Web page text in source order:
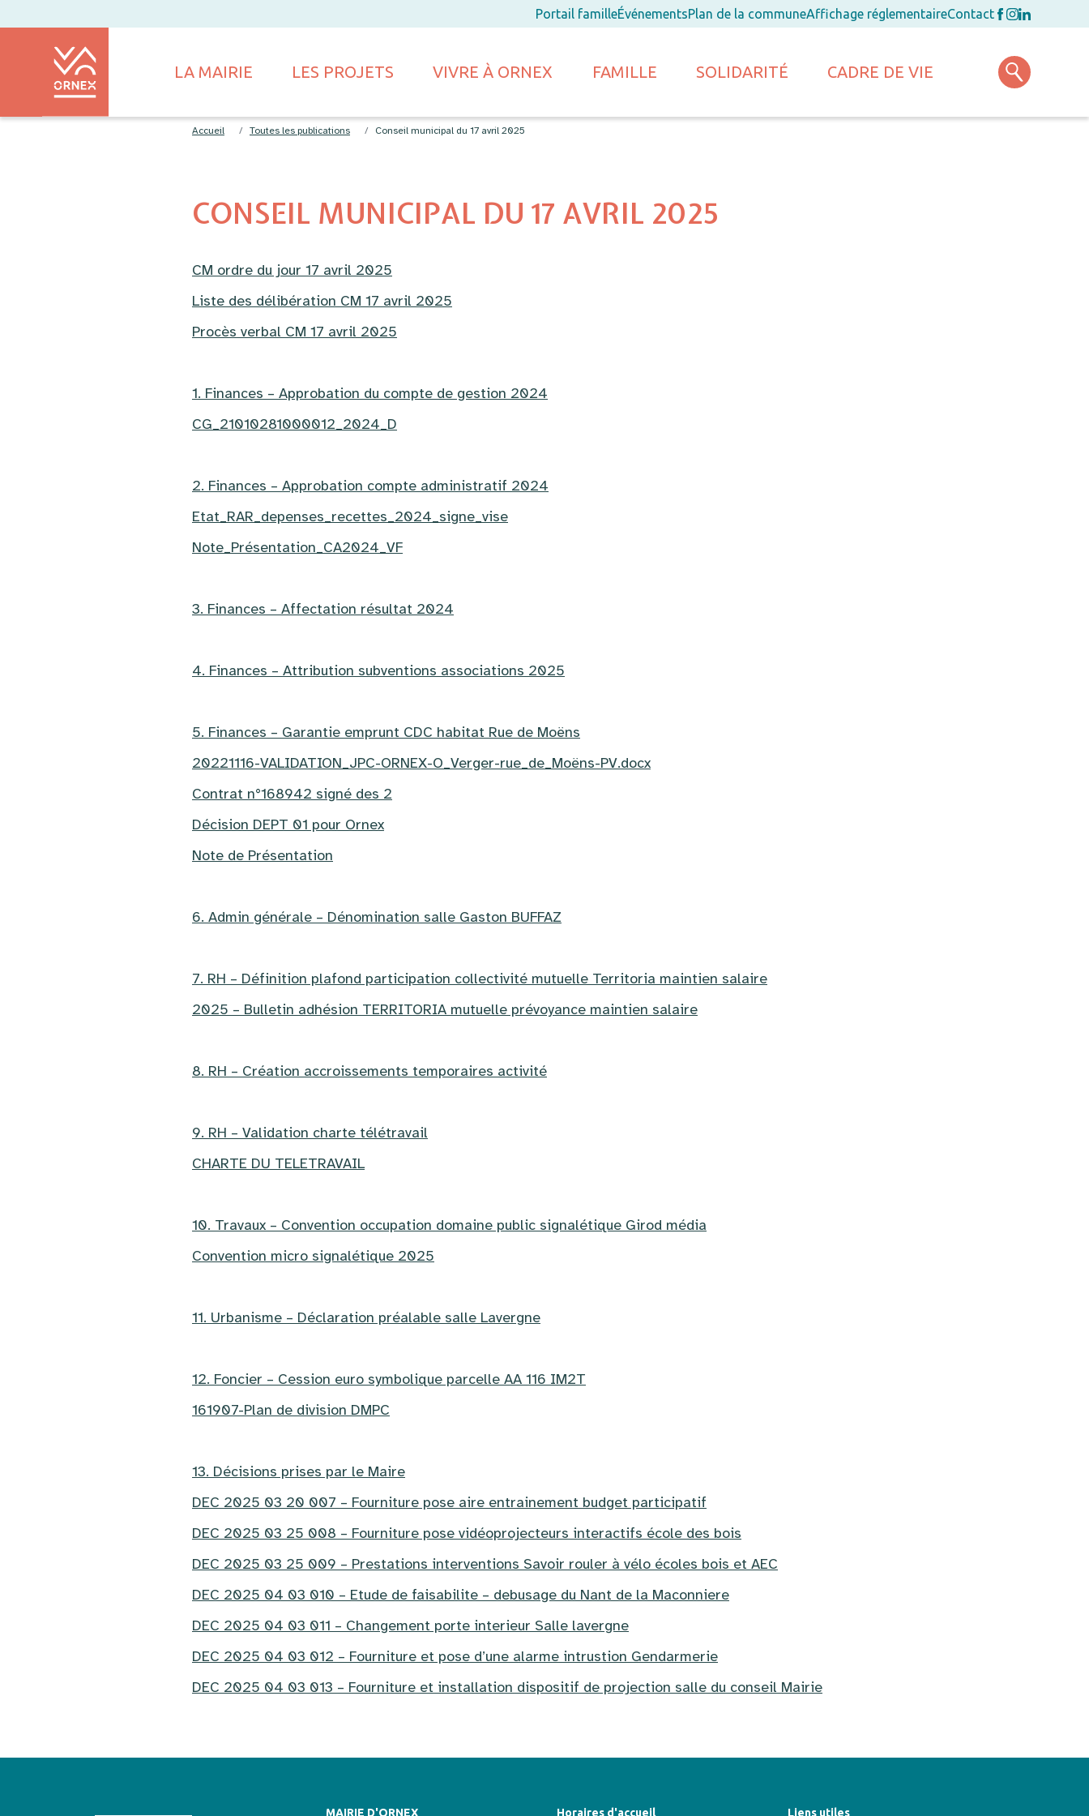
Portail familleÉvénementsPlan de la communeAffichage réglementaireContact
LA MAIRIE LES PROJETS VIVRE À ORNEX FAMILLE SOLIDARITÉ CADRE DE VIE
Accueil Toutes les publications Conseil municipal du 17 avril 2025
CONSEIL MUNICIPAL DU 17 AVRIL 2025
CM ordre du jour 17 avril 2025
Liste des délibération CM 17 avril 2025
Procès verbal CM 17 avril 2025
1. Finances – Approbation du compte de gestion 2024
CG_21010281000012_2024_D
2. Finances – Approbation compte administratif 2024
Etat_RAR_depenses_recettes_2024_signe_vise
Note_Présentation_CA2024_VF
3. Finances – Affectation résultat 2024
4. Finances – Attribution subventions associations 2025
5. Finances – Garantie emprunt CDC habitat Rue de Moëns
20221116-VALIDATION_JPC-ORNEX-O_Verger-rue_de_Moëns-PV.docx
Contrat n°168942 signé des 2
Décision DEPT 01 pour Ornex
Note de Présentation
6. Admin générale – Dénomination salle Gaston BUFFAZ
7. RH – Définition plafond participation collectivité mutuelle Territoria maintien salaire
2025 – Bulletin adhésion TERRITORIA mutuelle prévoyance maintien salaire
8. RH – Création accroissements temporaires activité
9. RH – Validation charte télétravail
CHARTE DU TELETRAVAIL
10. Travaux – Convention occupation domaine public signalétique Girod média
Convention micro signalétique 2025
11. Urbanisme – Déclaration préalable salle Lavergne
12. Foncier – Cession euro symbolique parcelle AA 116 IM2T
161907-Plan de division DMPC
13. Décisions prises par le Maire
DEC 2025 03 20 007 – Fourniture pose aire entrainement budget participatif
DEC 2025 03 25 008 – Fourniture pose vidéoprojecteurs interactifs école des bois
DEC 2025 03 25 009 – Prestations interventions Savoir rouler à vélo écoles bois et AEC
DEC 2025 04 03 010 – Etude de faisabilite – debusage du Nant de la Maconniere
DEC 2025 04 03 011 – Changement porte interieur Salle lavergne
DEC 2025 04 03 012 – Fourniture et pose d’une alarme intrustion Gendarmerie
DEC 2025 04 03 013 – Fourniture et installation dispositif de projection salle du conseil Mairie
MAIRIE D'ORNEX Horaires d'accueil Liens utiles